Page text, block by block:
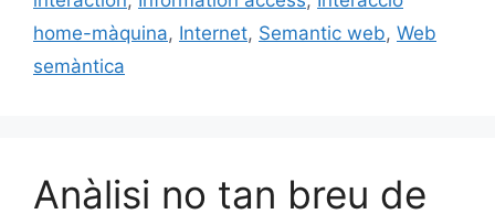
o
o
y
n te
home-màquina, Internet, Semantic web, Web
semàntica
Anàlisi no tan breu de